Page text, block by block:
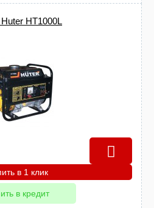
HT1000L
в 1 клик
в кредит